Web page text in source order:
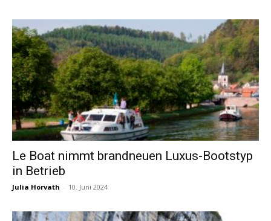
Le Boat nimmt brandneuen Luxus-Bootstyp
in Betrieb
Julia Horvath - 10. Juni 2024